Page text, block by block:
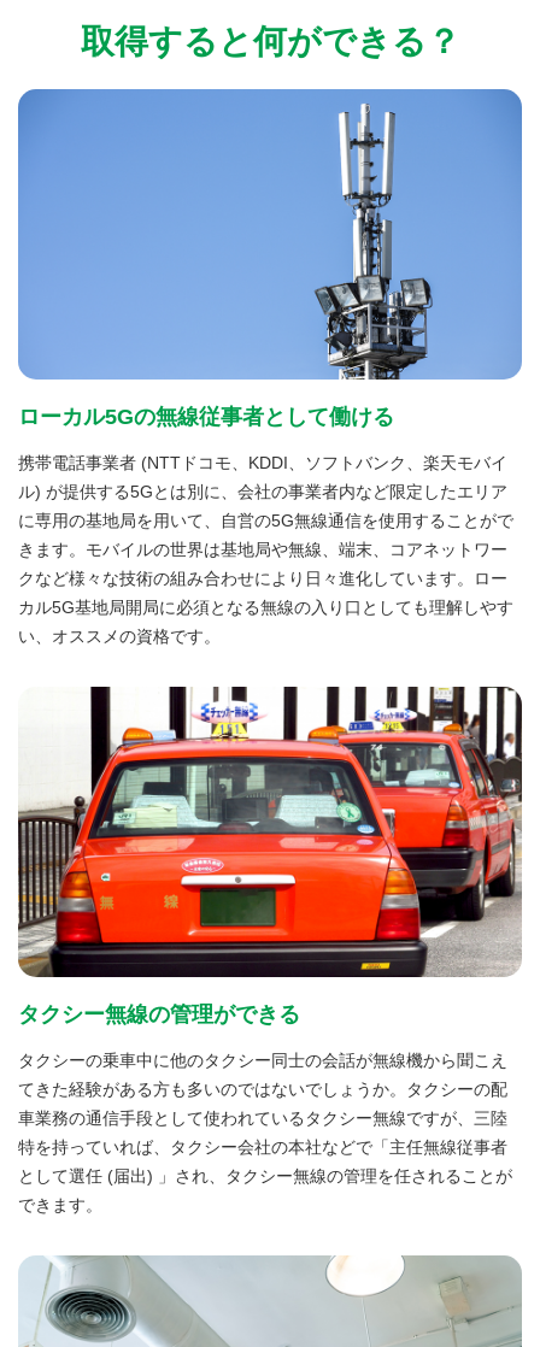
取得すると何ができる？
ローカル5Gの無線従事者として働ける
携帯電話事業者 (NTTドコモ、KDDI、ソフトバンク、楽天モバイ
ル) が提供する5Gとは別に、会社の事業者内など限定したエリア
に専用の基地局を用いて、自営の5G無線通信を使用することがで
きます。モバイルの世界は基地局や無線、端末、コアネットワー
クなど様々な技術の組み合わせにより日々進化しています。ロー
カル5G基地局開局に必須となる無線の入り口としても理解しやす
い、オススメの資格です。
タクシー無線の管理ができる
タクシーの乗車中に他のタクシー同士の会話が無線機から聞こえ
てきた経験がある方も多いのではないでしょうか。タクシーの配
車業務の通信手段として使われているタクシー無線ですが、三陸
特を持っていれば、タクシー会社の本社などで「主任無線従事者
として選任 (届出) 」され、タクシー無線の管理を任されることが
できます。